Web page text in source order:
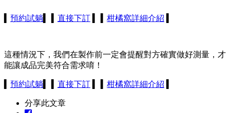
預約試躺 直接下訂 柑橘窩詳細介紹
這種情況下，我們在製作前一定會提醒對方確實做好測量，才
能讓成品完美符合需求唷！
預約試躺 直接下訂 柑橘窩詳細介紹
分享此文章